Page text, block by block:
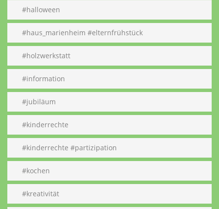
#halloween
#haus_marienheim #elternfrühstück
#holzwerkstatt
#information
#jubiläum
#kinderrechte
#kinderrechte #partizipation
#kochen
#kreativität